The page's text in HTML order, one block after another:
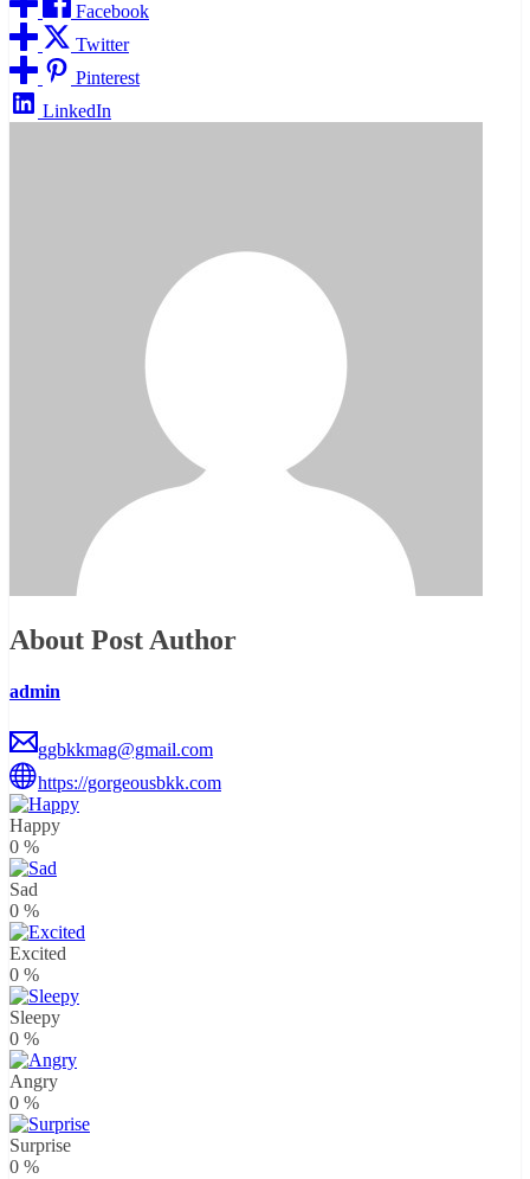
Facebook
Twitter
Pinterest
LinkedIn
About Post Author
admin
ggbkkmag@gmail.com
https://gorgeousbkk.com
Happy
0 %
Sad
0 %
Excited
0 %
Sleepy
0 %
Angry
0 %
Surprise
0 %